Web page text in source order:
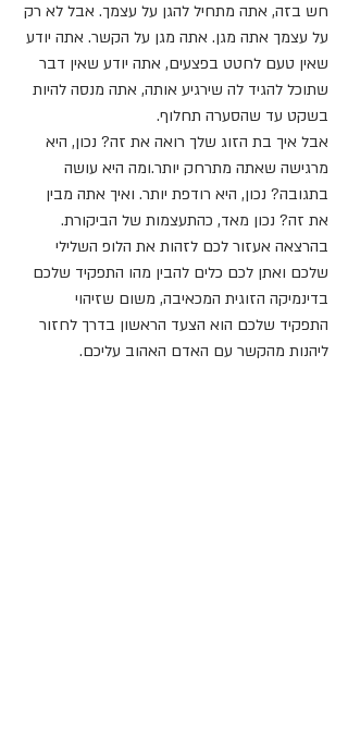
חש בזה, אתה מתחיל להגן על עצמך. אבל לא רק
על עצמך אתה מגן. אתה מגן על הקשר. אתה יודע
שאין טעם לחטט בפצעים, אתה יודע שאין דבר
שתוכל להגיד לה שירגיע אותה, אתה מנסה להיות
בשקט עד שהסערה תחלוף.
אבל איך בת הזוג שלך רואה את זה? נכון, היא
מרגישה שאתה מתרחק יותר.ומה היא עושה
בתגובה? נכון, היא רודפת יותר. ואיך אתה מבין
את זה? נכון מאד, כהתעצמות של הביקורת.
בהרצאה אעזור לכם לזהות את הלופ השלילי
שלכם ואתן לכם כלים להבין מהו התפקיד שלכם
בדינמיקה הזוגית המכאיבה, משום שזיהוי
התפקיד שלכם הוא הצעד הראשון בדרך לחזור
ליהנות מהקשר עם האדם האהוב עליכם.